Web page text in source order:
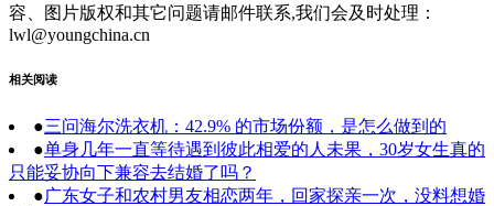
容、图片版权和其它问题请邮件联系,我们会及时处理：
lwl@youngchina.cn
相关阅读
●三问海尔洗衣机：42.9% 的市场份额，是怎么做到的
●单身几年一直等待遇到彼此相爱的人未果，30岁女生真的
只能妥协向下兼容去结婚了吗？
●广东女子和农村男友相恋两年，回家探亲一次，没料想婚